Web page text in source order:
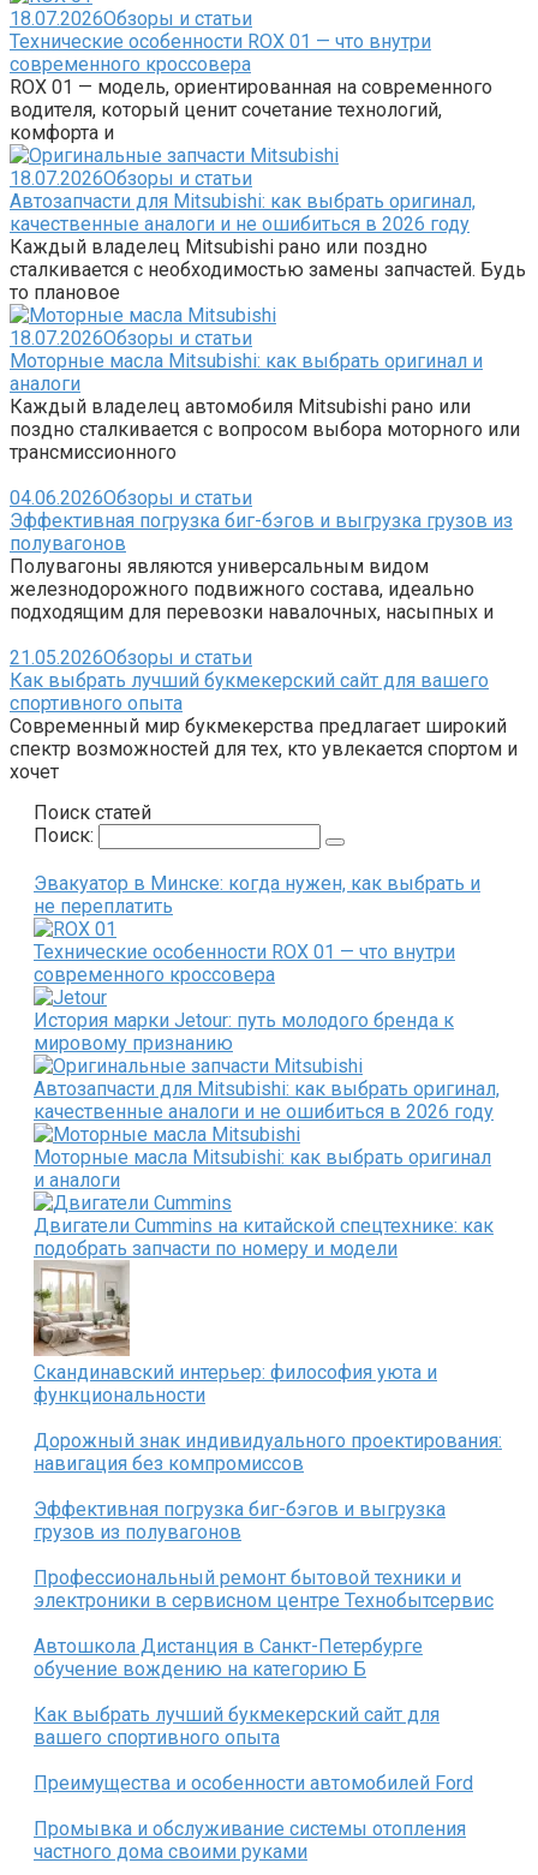
18.07.2026Обзоры и статьи
Технические особенности ROX 01 — что внутри
современного кроссовера
ROX 01 — модель, ориентированная на современного
водителя, который ценит сочетание технологий,
комфорта и
18.07.2026Обзоры и статьи
Автозапчасти для Mitsubishi: как выбрать оригинал,
качественные аналоги и не ошибиться в 2026 году
Каждый владелец Mitsubishi рано или поздно
сталкивается с необходимостью замены запчастей. Будь
то плановое
18.07.2026Обзоры и статьи
Моторные масла Mitsubishi: как выбрать оригинал и
аналоги
Каждый владелец автомобиля Mitsubishi рано или
поздно сталкивается с вопросом выбора моторного или
трансмиссионного
04.06.2026Обзоры и статьи
Эффективная погрузка биг-бэгов и выгрузка грузов из
полувагонов
Полувагоны являются универсальным видом
железнодорожного подвижного состава, идеально
подходящим для перевозки навалочных, насыпных и
21.05.2026Обзоры и статьи
Как выбрать лучший букмекерский сайт для вашего
спортивного опыта
Современный мир букмекерства предлагает широкий
спектр возможностей для тех, кто увлекается спортом и
хочет
Поиск статей
Поиск:
Эвакуатор в Минске: когда нужен, как выбрать и
не переплатить
Технические особенности ROX 01 — что внутри
современного кроссовера
История марки Jetour: путь молодого бренда к
мировому признанию
Автозапчасти для Mitsubishi: как выбрать оригинал,
качественные аналоги и не ошибиться в 2026 году
Моторные масла Mitsubishi: как выбрать оригинал
и аналоги
Двигатели Cummins на китайской спецтехнике: как
подобрать запчасти по номеру и модели
Скандинавский интерьер: философия уюта и
функциональности
Дорожный знак индивидуального проектирования:
навигация без компромиссов
Эффективная погрузка биг-бэгов и выгрузка
грузов из полувагонов
Профессиональный ремонт бытовой техники и
электроники в сервисном центре Технобытсервис
Автошкола Дистанция в Санкт-Петербурге
обучение вождению на категорию Б
Как выбрать лучший букмекерский сайт для
вашего спортивного опыта
Преимущества и особенности автомобилей Ford
Промывка и обслуживание системы отопления
частного дома своими руками